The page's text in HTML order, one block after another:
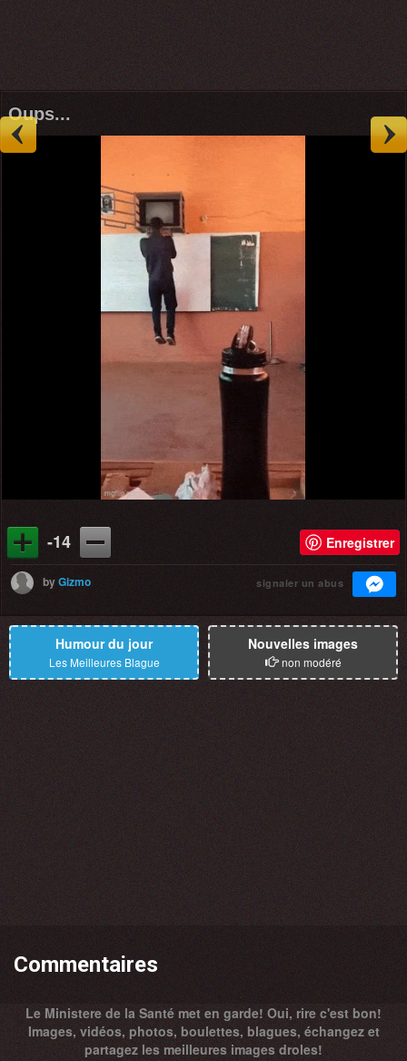
Oups...
-14 Enregistrer
byGizmo signaler un abus
Humour du jour
Les Meilleures Blague
Nouvelles images
non modéré
Commentaires
Le Ministere de la Santé met en garde! Oui, rire c'est bon!
Images, vidéos, photos, boulettes, blagues, échangez et
partagez les meilleures images droles!